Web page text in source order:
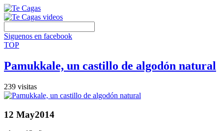
Siguenos en facebook
TOP
Pamukkale, un castillo de algodón natural
239 visitas
12 May2014